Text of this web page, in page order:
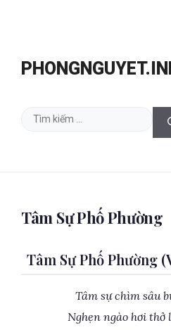
Tìm
Tâm Sự Phố Phường
Tâm Sự Phố Phường
Tâm sự chìm sâu
Nghẹn ngào hơi thở